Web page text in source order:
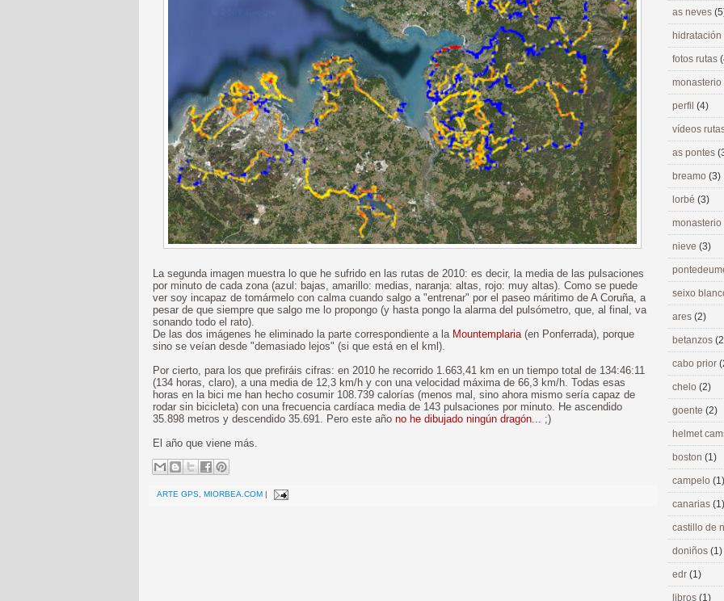
La segunda imagen muestra lo que he sufrido en las rutas de 2010: es decir, la media de las pulsaciones
por minuto de cada zona (azul: bajas, amarillo: medias, naranja: altas, rojo: muy altas). Como se puede
ver soy incapaz de tomármelo con calma cuando salgo a "entrenar" por el paseo máritimo de A Coruña, a
pesar de que siempre que salgo me lo propongo (y hasta pongo la alarma del pulsómetro, que, al final, va
sonando todo el rato).
De las dos imágenes he eliminado la parte correspondiente a la Mountemplaria(en Ponferrada), porque
sino se veían desde "demasiado lejos" (si que está en el kml).
Por cierto, para los que prefiráis cifras: en 2010 he recorrido 1.663,41 km en un tiempo total de 134:46:11
(134 horas, claro), a una media de 12,3 km/h y con una velocidad máxima de 66,3 km/h. Todas esas
horas en la bici me han hecho cosumir 108.739 calorías (menos mal, sino ahora mismo sería capaz de
rodar sin bicicleta) con una frecuencia cardíaca media de 143 pulsaciones por minuto. He ascendido
35.898 metros y descendido 35.691. Pero este año no he dibujado ningún dragón... ;)
El año que viene más.
ARTE GPS MIORBEA.COM |
as neves
hidratación
fotos rutas
perfil (4)
vídeos
as pontes
breamo (3)
lorbé (3)
nieve (3)
seixo
ares (2)
betanzos
cabo prior
chelo (2)
goente (2)
helmet
boston (1)
campelo (1)
canarias (1)
castillo de
doniños (1)
edr (1)
libros (1)